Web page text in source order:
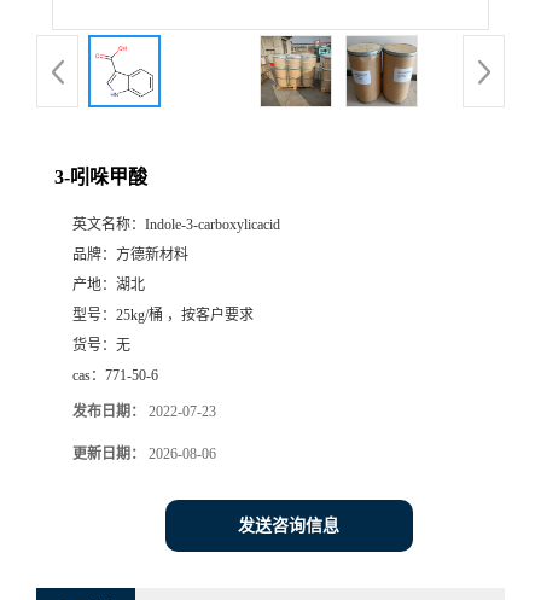
3-吲哚甲酸
英文名称： Indole-3-carboxylicacid
品牌： 方德新材料
产地： 湖北
型号： 25kg/桶 ，按客户要求
货号： 无
cas： 771-50-6
发布日期： 2022-07-23
更新日期： 2026-08-06
发送咨询信息